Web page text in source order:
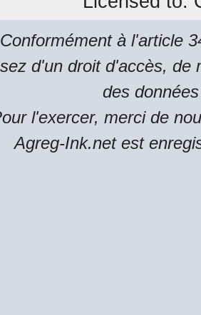
Conformément à l'article
d'un droit d'accès, de
des
l'exercer, merci de
Agreg-Ink.net est